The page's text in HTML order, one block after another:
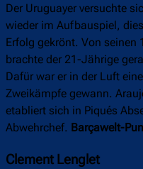
Der Uruguayer versuchte
wieder im Aufbauspiel,
Erfolg gekrönt. Von seinen
brachte der 21-Jährige
Dafür war er in der Luft
Zweikämpfe gewann.
etabliert sich in Piqués
Abwehrchef. Barçawelt-
Clement Lenglet